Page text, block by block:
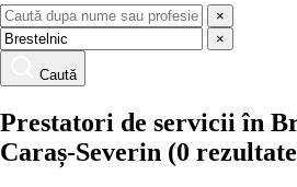
×
×
Caută
Prestatori de servicii în
Caraș-Severin (0